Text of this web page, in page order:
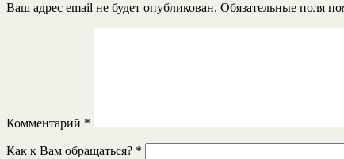
Ваш адрес email не будет опубликован. Обязательные поля
Комментарий *
Как к Вам обращаться? *